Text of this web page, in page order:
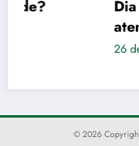
Dia do
atendimento
26 de julho de 2026
© 2026